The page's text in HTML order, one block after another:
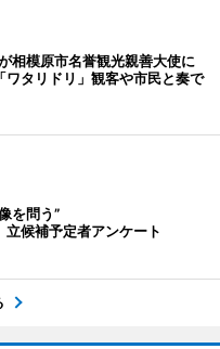
模原市名誉観光親善大使に
ワタリドリ」観客や市民と奏で
を問う”
候補予定者アンケート